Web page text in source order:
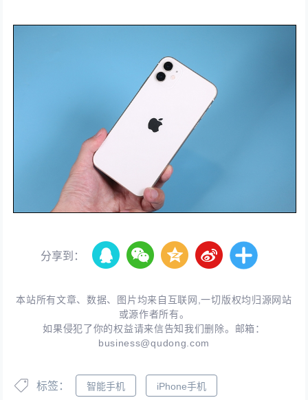
分享到：
本站所有文章、数据、图片均来自互联网,一切版权均归源网站
或源作者所有。
如果侵犯了你的权益请来信告知我们删除。邮箱：
business@qudong.com
标签： 智能手机 iPhone手机